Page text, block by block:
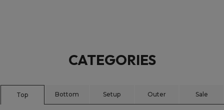
CATEGORIES
Top Bottom Setup Outer Sale